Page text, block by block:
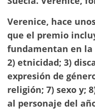
Verenice, hace
que el premio
fundamentan en la
2) etnicidad; 3)
expresión de
religión; 7) sexo y;
al personaje del